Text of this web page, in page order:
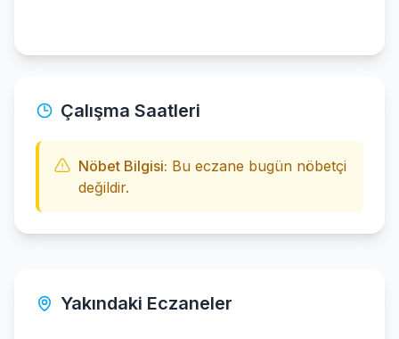
Çalışma Saatleri
Nöbet Bilgisi: Bu eczane bugün nöbetçi
değildir.
Yakındaki Eczaneler